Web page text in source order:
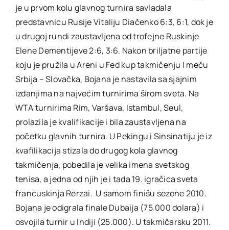
je u prvom kolu glavnog turnira savladala
predstavnicu Rusije Vitaliju Diačenko 6:3, 6:1, dok je
u drugoj rundi zaustavljena od trofejne Ruskinje
Elene Dementijeve 2:6, 3:6. Nakon briljatne partije
koju je pružila u Areni u Fed kup takmičenju I meču
Srbija – Slovačka, Bojana je nastavila sa sjajnim
izdanjima na najvećim turnirima širom sveta. Na
WTA turnirima Rim, Varšava, Istambul, Seul,
prolazila je kvalifikacije i bila zaustavljena na
početku glavnih turnira. U Pekingu i Sinsinatiju je iz
kvafilikacija stizala do drugog kola glavnog
takmičenja, pobedila je velika imena svetskog
tenisa, a jedna od njih je i tada 19. igračica sveta
francuskinja Rerzai. U samom finišu sezone 2010.
Bojana je odigrala finale Dubaija (75.000 dolara) i
osvojila turnir u Indiji (25.000). U takmičarsku 2011.